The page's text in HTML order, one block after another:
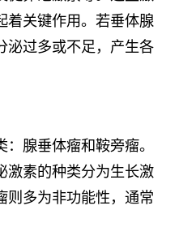
着关键作用。若垂体腺
泌过多或不足，产生各
腺垂体瘤和鞍旁瘤。
激素的种类分为生长激
则多为非功能性，通常